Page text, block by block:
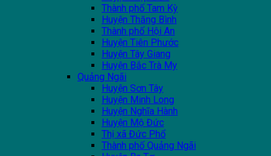
Thành phố Tam Kỳ
Huyện Thăng Bình
Thành phố Hội An
Huyện Tiên Phước
Huyện Tây Giang
Huyện Bắc Trà My
Quảng Ngãi
Huyện Sơn Tây
Huyện Minh Long
Huyện Nghĩa Hành
Huyện Mộ Đức
Thị xã Đức Phổ
Thành phố Quảng Ngãi